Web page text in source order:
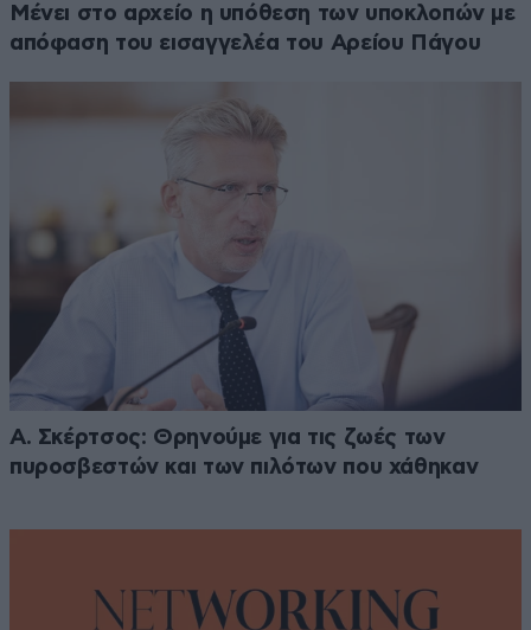
Μένει στο αρχείο η υπόθεση των υποκλοπών με
απόφαση του εισαγγελέα του Αρείου Πάγου
Α. Σκέρτσος: Θρηνούμε για τις ζωές των
πυροσβεστών και των πιλότων που χάθηκαν